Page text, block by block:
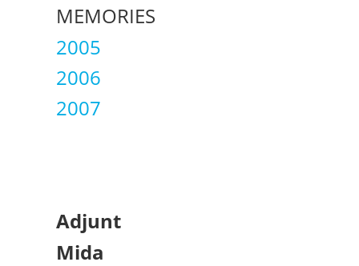
MEMORIES
2005
2006
2007
Adjunt
Mida